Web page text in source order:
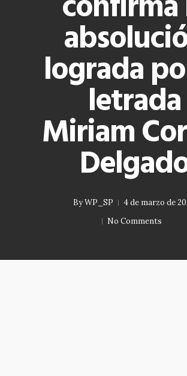
lograda
letrada
Miriam
ByWP_SP
4 de marzo de
No Comments